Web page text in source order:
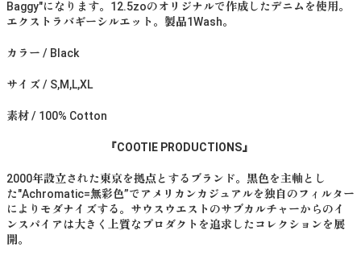
Baggy"になります。12.5zoのオリジナルで作成したデニムを使用。
エクストラバギーシルエット。製品1Wash。
カラー / Black
サイズ / S,M,L,XL
素材 / 100% Cotton
『COOTIE PRODUCTIONS』
2000年設立された東京を拠点とするブランド。黒色を主軸とし
た"Achromatic=無彩色”でアメリカンカジュアルを独自のフィルター
によりモダナイズする。サウスウエストのサブカルチャーからのイ
ンスパイアは大きく上質なプロダクトを追求したコレクションを展
開。